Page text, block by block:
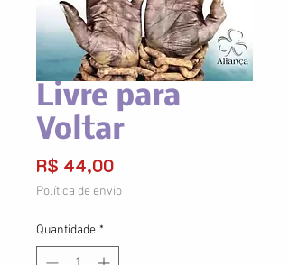
Livre para
Voltar
R$ 44,00Preço
Política de envio
Quantidade *